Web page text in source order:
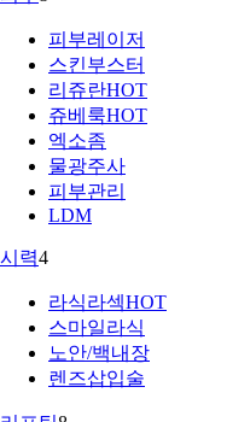
피부레이저
스킨부스터
리쥬란HOT
쥬베룩HOT
엑소좀
물광주사
피부관리
LDM
시력4
라식라섹HOT
스마일라식
노안/백내장
렌즈삽입술